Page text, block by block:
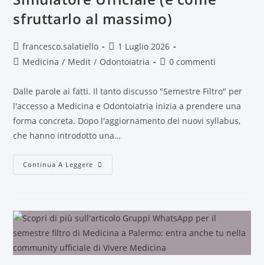
sfruttarlo al massimo)
francesco.salatiello
1 Luglio 2026
Medicina / Medit / Odontoiatria 0 commenti
Dalle parole ai fatti. Il tanto discusso "Semestre Filtro" per
l'accesso a Medicina e Odontoiatria inizia a prendere una
forma concreta. Dopo l'aggiornamento dei nuovi syllabus,
che hanno introdotto una…
Continua A Leggere